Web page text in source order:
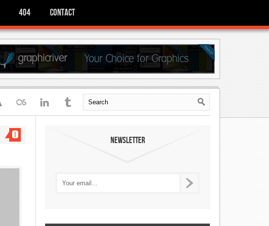
404 Contact
0 Newsletter